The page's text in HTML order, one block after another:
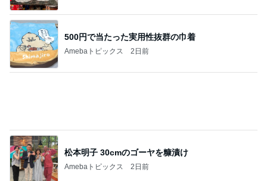
500円で当たった実用性抜群の巾着
Amebaトピックス 2日前
松本明子 30cmのゴーヤを糠漬け
Amebaトピックス 2日前